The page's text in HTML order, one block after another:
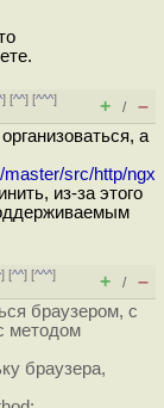
] [^^] [^^^]
+ / –
а
master/src/http/ngx
из-за этого
] [^^] [^^^]
+ / –
браузером, с
методом
браузера,